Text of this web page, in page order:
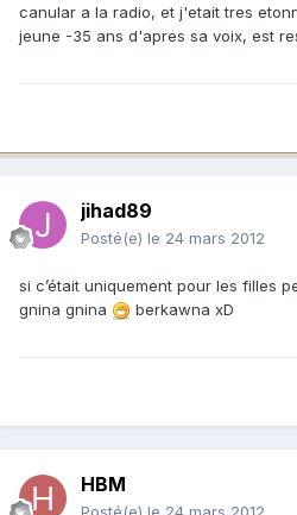
canular a la radio, et j'etait tres
jeune -35 ans d'apres sa voix, est
jihad89
Posté(e) le 24 mars 2012
si c’était uniquement pour les filles
gnina gnina
berkawna xD
HBM
Posté(e) le 24 mars 2012